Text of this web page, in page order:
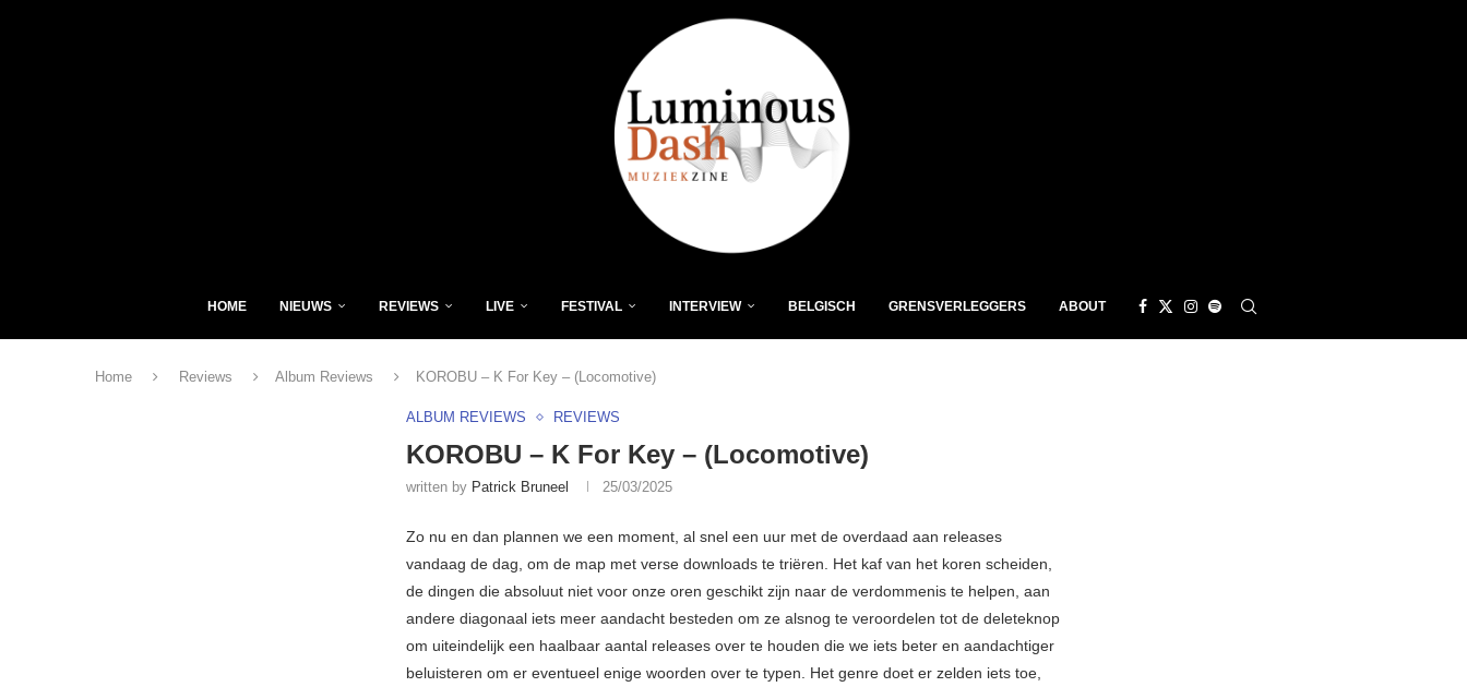
HOME NIEUWS REVIEWS LIVE FESTIVAL INTERVIEW BELGISCH GRENSVERLEGGERS ABOUT
Home Reviews Album Reviews KOROBU – K For Key – (Locomotive)
ALBUM REVIEWS REVIEWS
KOROBU – K For Key – (Locomotive)
written by Patrick Bruneel 25/03/2025
Zo nu en dan plannen we een moment, al snel een uur met de overdaad aan releases
vandaag de dag, om de map met verse downloads te triëren. Het kaf van het koren scheiden,
de dingen die absoluut niet voor onze oren geschikt zijn naar de verdommenis te helpen, aan
andere diagonaal iets meer aandacht besteden om ze alsnog te veroordelen tot de deleteknop
om uiteindelijk een haalbaar aantal releases over te houden die we iets beter en aandachtiger
beluisteren om er eventueel enige woorden over te typen. Het genre doet er zelden iets toe,